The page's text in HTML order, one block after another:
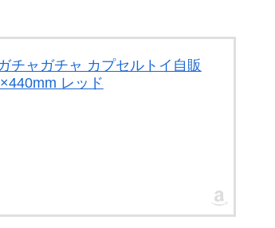
チャガチャ カプセルトイ自販
レッド